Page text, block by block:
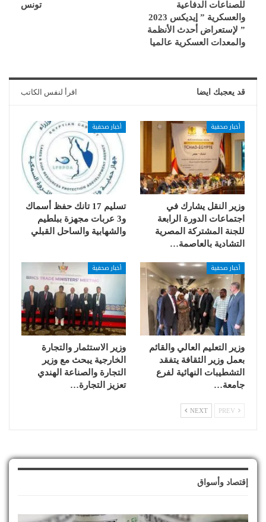
للصناعات الدفاعية
والعسكرية ” إيديكس 2023
” لإستعراض أحدث الأنظمة
والمعدات العسكرية عالميا
تونس
قد يعجبك ايضا اقرأ لنفس الكاتب
أخبار صحفية
وزير النقل يشارك في
اجتماعات الدورة الرابعة
للجنة المشتركة المصرية
التشادية بالعاصمة…
أخبار صحفية
تسليم 17 تانك حفظ أسماك
و3 عربات مجهزة ببلطيم
والشهابية والساحل القبلي
أخبار صحفية
وزير التعليم العالي والقائم
بعمل وزير الثقافة يتفقد
التشطيبات النهائية لفرع
جامعة…
أخبار صحفية
وزير الاستثمار والتجارة
الخارجية يبحث مع وزير
التجارة والصناعة الهندي
تعزيز التجارة…
NEXT
إقتصاد وأسواق